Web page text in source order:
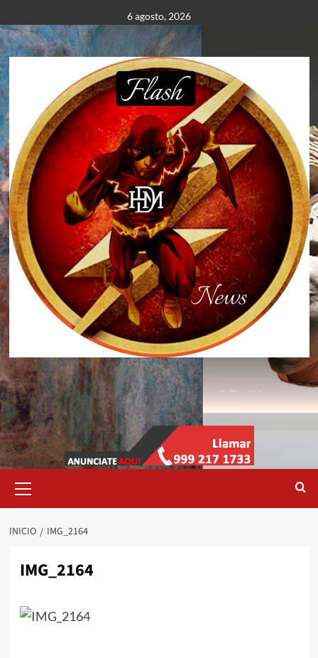
al
contenido
6 agosto, 2026
primario
INICIO IMG_2164
IMG_2164